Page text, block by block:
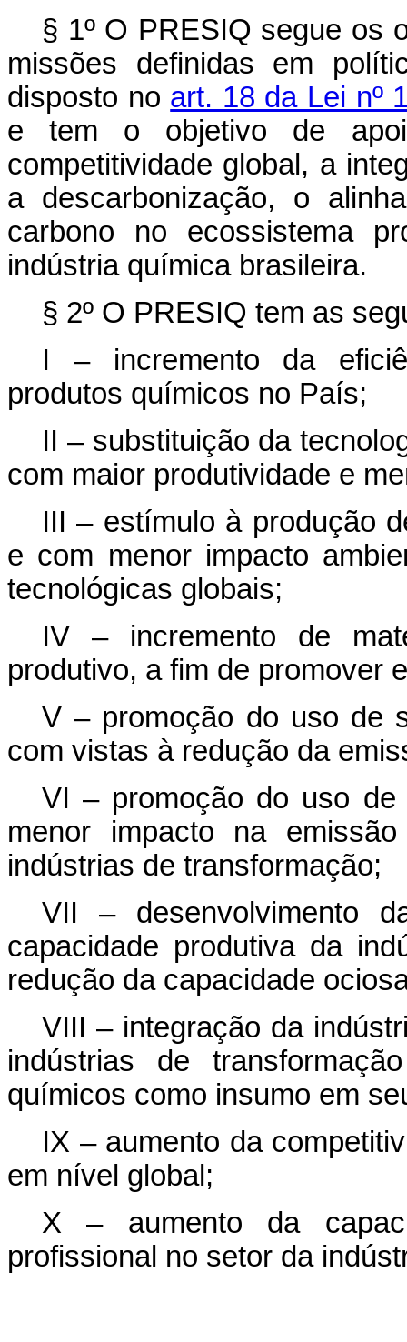
§ 1º O PRESIQ segue os
missões definidas em
disposto no art. 18 da Lei nº
e tem o objetivo de
competitividade global, a
a descarbonização, o
carbono no ecossistema
indústria química brasileira.
§ 2º O PRESIQ tem as
I – incremento da
produtos químicos no País;
II – substituição da
com maior produtividade e
III – estímulo à produção
e com menor impacto
tecnológicas globais;
IV – incremento de
produtivo, a fim de promover
V – promoção do uso de
com vistas à redução da
VI – promoção do uso de
menor impacto na
indústrias de transformação;
VII – desenvolvimento
capacidade produtiva da
redução da capacidade
VIII – integração da
indústrias de
químicos como insumo em
IX – aumento da
em nível global;
X – aumento da
profissional no setor da